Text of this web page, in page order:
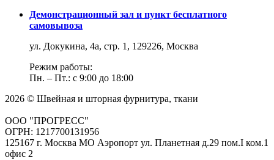
Демонстрационный зал и пункт бесплатного
самовывоза
ул. Докукина, 4а, стр. 1, 129226, Москва
Режим работы:
Пн. – Пт.: с 9:00 до 18:00
2026 © Швейная и шторная фурнитура, ткани
ООО "ПРОГРЕСС"
ОГРН: 1217700131956
125167 г. Москва МО Аэропорт ул. Планетная д.29 пом.I ком.1
офис 2